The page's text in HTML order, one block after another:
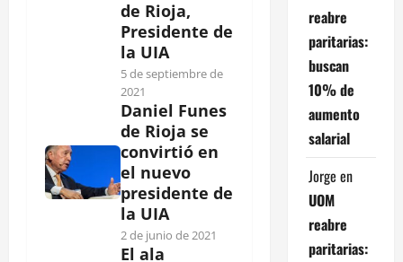
de Rioja,
Presidente de
la UIA
5 de septiembre de
2021
Daniel Funes
de Rioja se
convirtió en
el nuevo
presidente de
la UIA
2 de junio de 2021
El ala
reabre
paritarias:
buscan
10% de
aumento
salarial
Jorge en
UOM
reabre
paritarias: